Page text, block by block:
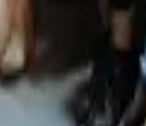
‘Araştırmalar Amed’in
Sarmaşık Derneği eski
üzerinden yaptıkları
Mersin, Kocaeli, Samsun
hemen her alanda